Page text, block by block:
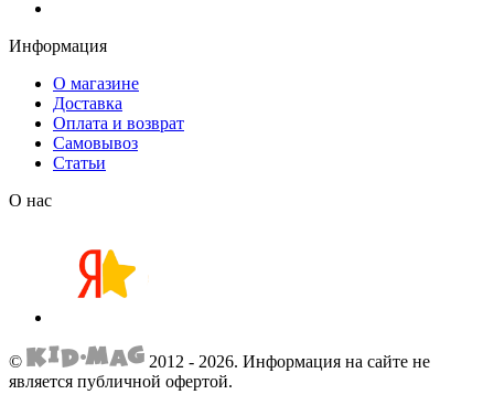
Информация
О магазине
Доставка
Оплата и возврат
Самовывоз
Статьи
О нас
© 2012 - 2026. Информация на сайте не
является публичной офертой.